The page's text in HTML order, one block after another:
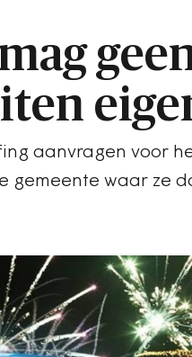
aanvragen voor
gemeente waar ze